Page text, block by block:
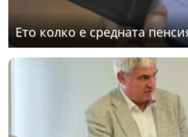
Ето колко е средната